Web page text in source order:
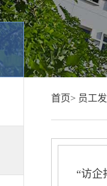
首页> 员工
“访